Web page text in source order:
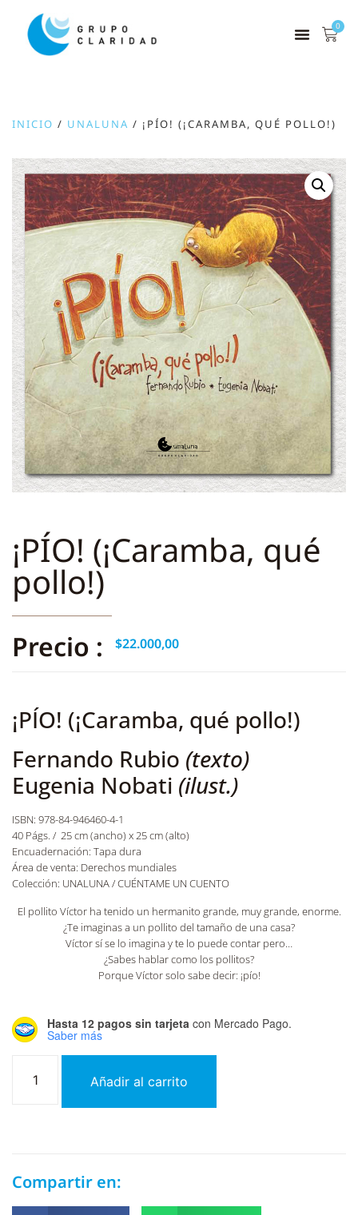
0
INICIO / UNALUNA / ¡PÍO! (¡CARAMBA, QUÉ POLLO!)
¡PÍO! (¡Caramba, qué
pollo!)
Precio : $22.000,00
¡PÍO! (¡Caramba, qué pollo!)
Fernando Rubio (texto)
Eugenia Nobati (ilust.)
ISBN: 978-84-946460-4-1
40 Págs. / 25 cm (ancho) x 25 cm (alto)
Encuadernación: Tapa dura
Área de venta: Derechos mundiales
Colección: UNALUNA / CUÉNTAME UN CUENTO
El pollito Víctor ha tenido un hermanito grande, muy grande, enorme.
¿Te imaginas a un pollito del tamaño de una casa?
Víctor sí se lo imagina y te lo puede contar pero…
¿Sabes hablar como los pollitos?
Porque Víctor solo sabe decir: ¡pío!
Hasta 12 pagos sin tarjeta con Mercado Pago.
Saber más
Añadir al carrito
Compartir en: